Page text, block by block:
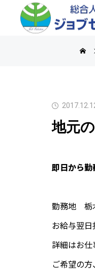
地元
即日から勤
勤務地 栃
お給与翌日
詳細はお仕
ご希望の方